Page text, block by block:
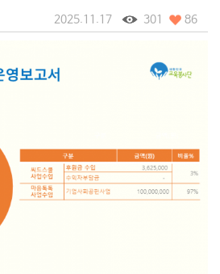
2025.11.17 301 86